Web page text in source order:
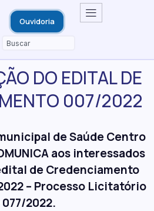
Ouvidoria
DO EDITAL DE
007/2022
de Saúde Centro
aos interessados
de Credenciamento
– Processo Licitatório
077/2022.